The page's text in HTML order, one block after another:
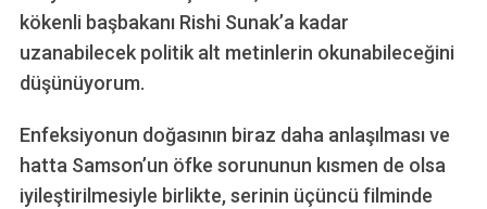
kökenli başbakanı Rishi Sunak’a kadar
uzanabilecek politik alt metinlerin okunabileceğini
düşünüyorum.
Enfeksiyonun doğasının biraz daha anlaşılması ve
hatta Samson’un öfke sorununun kısmen de olsa
iyileştirilmesiyle birlikte, serinin üçüncü filminde